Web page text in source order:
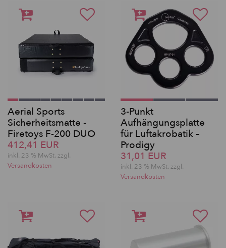
Aerial Sports
Sicherheitsmatte -
Firetoys F-200 DUO
412,41 EUR
inkl. 23 % MwSt. zzgl.
Versandkosten
3-Punkt
Aufhängungsplatte
für Luftakrobatik –
Prodigy
31,01 EUR
inkl. 23 % MwSt. zzgl.
Versandkosten